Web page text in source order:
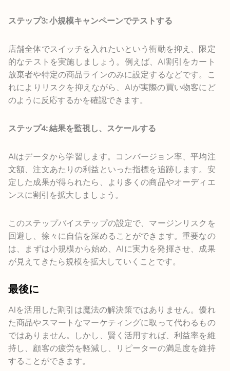
ステップ3: 小規模キャンペーンでテストする
店舗全体でスイッチを入れたいという衝動を抑え、限定
的なテストを実施しましょう。例えば、AI割引をカート
放棄者や特定の商品ラインのみに設定するなどです。こ
れによりリスクを抑えながら、AIが実際の買い物客にど
のように反応するかを確認できます。
ステップ4: 結果を監視し、スケールする
AIはデータから学習します。コンバージョン率、平均注
文額、注文あたりの利益といった指標を追跡します。安
定した成果が得られたら、より多くの商品やオーディエ
ンスに割引を拡大しましょう。
このステップバイステップの設定で、マージンリスクを
回避し、徐々に自信を深めることができます。重要なの
は、まずは小規模から始め、AIに実力を発揮させ、成果
が見えてきたら規模を拡大していくことです。
最後に
AIを活用した割引は魔法の解決策ではありません。優れ
た商品やスマートなマーケティングに取って代わるもの
ではありません。しかし、賢く活用すれば、利益率を維
持し、顧客の疲労を軽減し、リピーターの満足度を維持
することができます。